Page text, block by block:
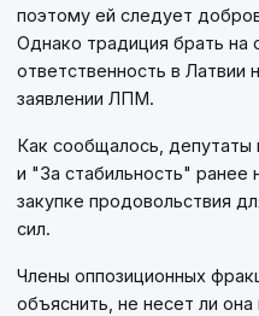
поэтому ей следует
Однако традиция брать на
ответственность в Латвии
заявлении ЛПМ.
Как сообщалось,
и "За стабильность" ранее
закупке продовольствия
сил.
Члены оппозиционных
объяснить, не несет ли она